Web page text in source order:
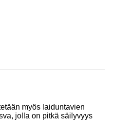
myös laiduntavien
jolla on pitkä säilyvyys